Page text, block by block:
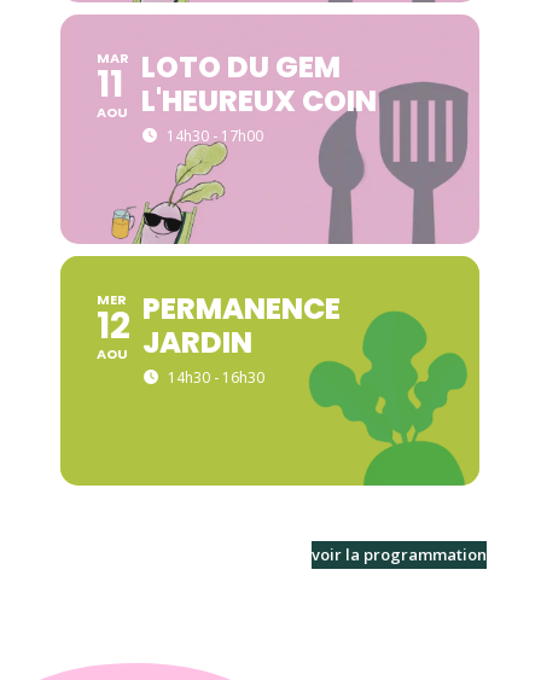
MAR
11
AOU
LOTO DU GEM
L'HEUREUX COIN
14h30 - 17h00
MER
12
AOU
PERMANENCE
JARDIN
14h30 - 16h30
voir la programmation